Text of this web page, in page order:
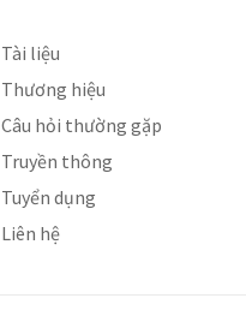
Tài liệu
Thương hiệu
Câu hỏi thường gặp
Truyền thông
Tuyển dụng
Liên hệ